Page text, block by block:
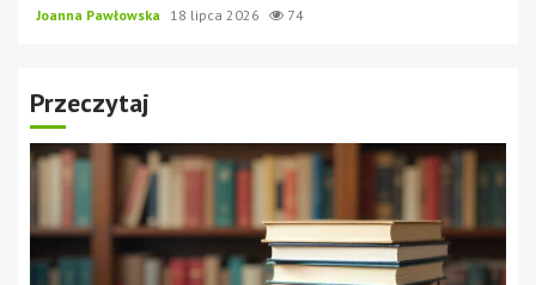
Joanna Pawłowska 18 lipca 2026 74
Przeczytaj